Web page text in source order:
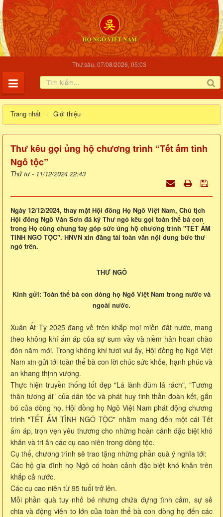
Thứ sáu, 07/08/2026, 05:03
Trang nhất Giới thiệu
Thư kêu gọi ủng hộ chương trình “Tết ấm tình
Ngô tộc”
Thứ tư - 11/12/2024 22:43
Ngày 12/12/2024, thay mặt Hội đồng Họ Ngô Việt Nam, Chủ tịch
Hội đồng Ngô Văn Sơn đã ký Thư ngỏ kêu gọi toàn thể bà con
trong Họ cùng chung tay góp sức ủng hộ chương trình "TẾT ẤM
TÌNH NGÔ TỘC". HNVN xin đăng tải toàn văn nội dung bức thư
ngỏ trên.
THƯ NGỎ
Kính gửi: Toàn thể bà con dòng họ Ngô Việt Nam trong nước và
ngoài nước.
Xuân Ất Tỵ 2025 đang về trên khắp mọi miền đất nước, mang
theo không khí ấm áp của sự sum vầy và niềm hân hoan chào
đón năm mới. Trong không khí tươi vui ấy, Hội đồng họ Ngô Việt
Nam xin gửi tới toàn thể bà con lời chúc sức khỏe, hạnh phúc và
an khang thịnh vượng.
Thực hiện truyền thống tốt đẹp "Lá lành đùm lá rách", "Tương
thân tương ái" của dân tộc và phát huy tinh thần đoàn kết, gắn
bó của dòng họ, Hội đồng họ Ngô Việt Nam phát động chương
trình "TẾT ẤM TÌNH NGÔ TỘC" nhằm mang đến một cái Tết
ấm áp, trọn vẹn yêu thương cho những hoàn cảnh đặc biệt khó
khăn và tri ân các cụ cao niên trong dòng tộc.
Cụ thể, chương trình sẽ trao tặng những phần quà ý nghĩa tới:
Các hộ gia đình họ Ngô có hoàn cảnh đặc biệt khó khăn trên
khắp cả nước.
Các cụ cao niên từ 95 tuổi trở lên.
Mỗi phần quà tuy nhỏ bé nhưng chứa đựng tình cảm, sự sẻ
chia và động viên to lớn của toàn thể bà con dòng họ đến các